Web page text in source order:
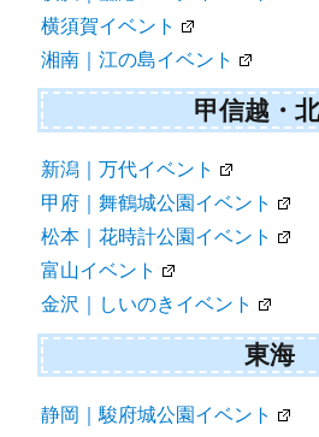
横須賀イベント
湘南｜江の島イベント
甲信越・
新潟｜万代イベント
甲府｜舞鶴城公園イベント
松本｜花時計公園イベント
富山イベント
金沢｜しいのきイベント
東海
静岡｜駿府城公園イベント